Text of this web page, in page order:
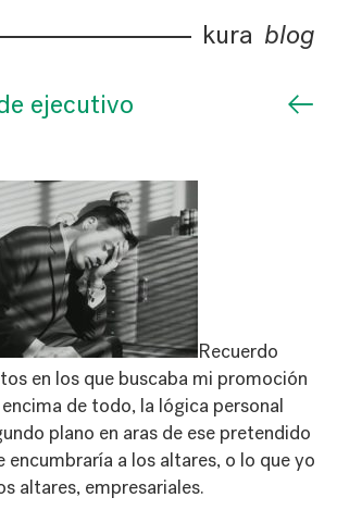
kura blog
ejecutivo ←
Recuerdo
en los que buscaba mi promoción
de todo, la lógica personal
plano en aras de ese pretendido
encumbraría a los altares, o lo que yo
altares, empresariales.